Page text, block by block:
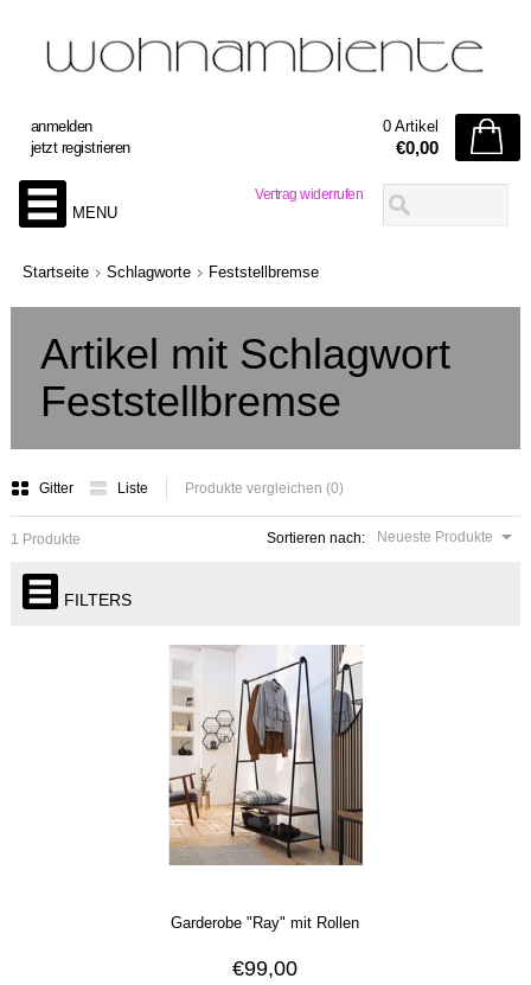
Vertrag widerrufen
anmelden
jetzt registrieren
0 Artikel
€0,00
MENU
Startseite Schlagworte Feststellbremse
Artikel mit Schlagwort
Feststellbremse
Gitter Liste Produkte vergleichen (0)
Sortieren nach: Neueste Produkte
1 Produkte
FILTERS
Garderobe "Ray" mit Rollen
€99,00